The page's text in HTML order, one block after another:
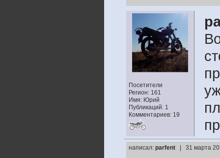
Посетители
Регион: 161
Имя: Юрий
Публикаций: 1
Комментариев: 19
написал: parfent | 31 марта